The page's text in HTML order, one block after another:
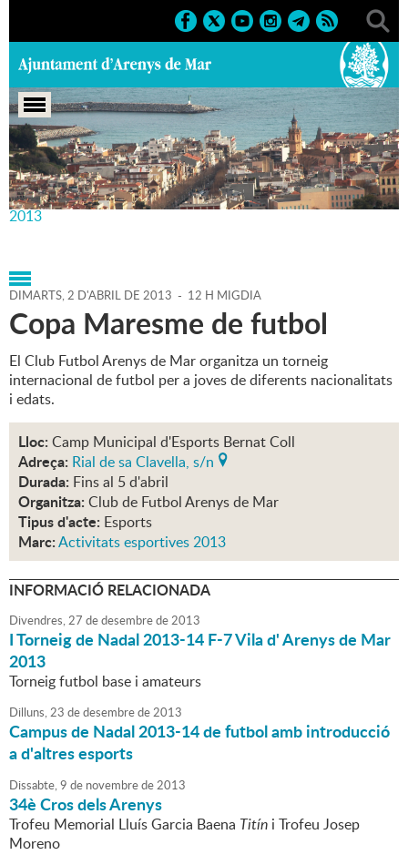
Portada > Agenda > 02-04-
2013 > Marcs > Esportius > 2013 > Activitats esportives
2013
DIMARTS,2 D'ABRIL DE 2013 - 12 H MIGDIA
Copa Maresme de futbol
El Club Futbol Arenys de Mar organitza un torneig
internacional de futbol per a joves de diferents nacionalitats
i edats.
Lloc: Camp Municipal d'Esports Bernat Coll
Adreça: Rial de sa Clavella, s/n
Durada: Fins al 5 d'abril
Organitza: Club de Futbol Arenys de Mar
Tipus d'acte: Esports
Marc:Activitats esportives 2013
INFORMACIÓ RELACIONADA
Divendres,27 dedesembrede2013
I Torneig de Nadal 2013-14 F-7 Vila d' Arenys de Mar
2013
Torneig futbol base i amateurs
Dilluns,23 dedesembrede2013
Campus de Nadal 2013-14 de futbol amb introducció
a d'altres esports
Dissabte,9 de novembrede2013
34è Cros dels Arenys
Trofeu Memorial Lluís Garcia Baena Titín i Trofeu Josep
Moreno